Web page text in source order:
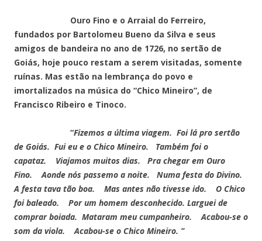
Ouro Fino e o Arraial do Ferreiro,
fundados por Bartolomeu Bueno da Silva e seus
amigos de bandeira no ano de 1726, no sertão de
Goiás, hoje pouco restam a serem visitadas, somente
ruínas. Mas estão na lembrança do povo e
imortalizados na música do “Chico Mineiro”, de
Francisco Ribeiro e Tinoco.
“Fizemos a última viagem. Foi lá pro sertão
de Goiás. Fui eu e o Chico Mineiro. Também foi o
capataz. Viajamos muitos dias. Pra chegar em Ouro
Fino. Aonde nós passemo a noite. Numa festa do Divino.
A festa tava tão boa. Mas antes não tivesse ido. O Chico
foi baleado. Por um homem desconhecido. Larguei de
comprar boiada. Mataram meu cumpanheiro. Acabou-se o
som da viola. Acabou-se o Chico Mineiro. ”